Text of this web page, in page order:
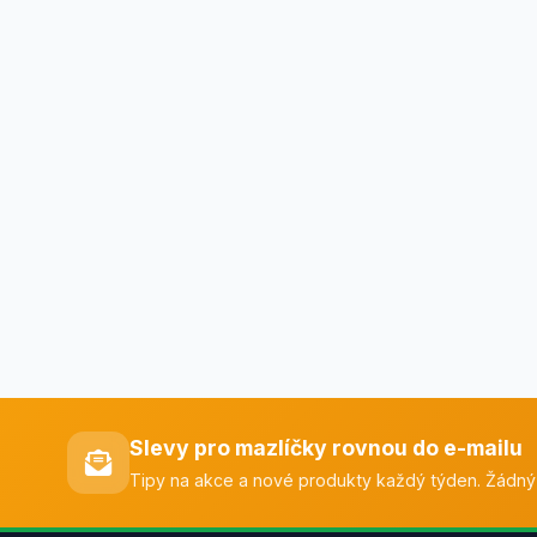
Slevy pro mazlíčky rovnou do e-mailu
Tipy na akce a nové produkty každý týden. Žádný